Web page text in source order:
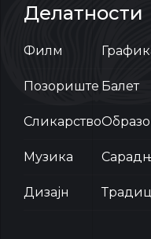
Делатности
Филм
Позориште
Сликарство
Музика
Дизајн
Балет